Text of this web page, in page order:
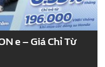
e – Giá Chỉ Từ